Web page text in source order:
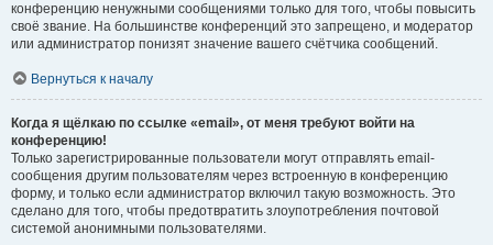
конференцию ненужными сообщениями только для того, чтобы повысить
своё звание. На большинстве конференций это запрещено, и модератор
или администратор понизят значение вашего счётчика сообщений.
Вернуться к началу
Когда я щёлкаю по ссылке «email», от меня требуют войти на
конференцию!
Только зарегистрированные пользователи могут отправлять email-
сообщения другим пользователям через встроенную в конференцию
форму, и только если администратор включил такую возможность. Это
сделано для того, чтобы предотвратить злоупотребления почтовой
системой анонимными пользователями.